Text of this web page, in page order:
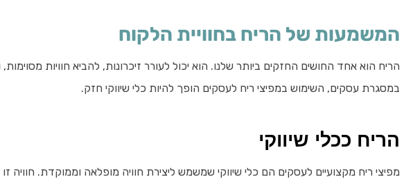
המשמעות של הריח בחוויית הלקוח
הריח הוא אחד החושים החזקים ביותר שלנו. הוא יכול לעורר זיכרונות, להביא חוויות
במסגרת עסקים, השימוש במפיצי ריח לעסקים הופך להיות כלי שיווקי חזק.
הריח ככלי שיווקי
מפיצי ריח מקצועיים לעסקים הם כלי שיווקי שמשמש ליצירת חוויה מופלאה וממוקדת. חוויה